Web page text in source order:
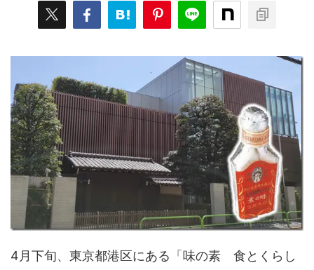
4月下旬、東京都港区にある「味の素 食とくらし